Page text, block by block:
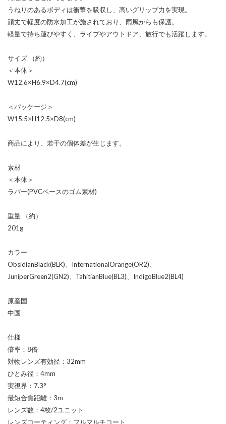
うねりのあるボディは衝撃を吸収し、高いグリップ力を実現。
頑丈で軽度の防水加工が施されており、雨風からも保護。
軽量で持ち運びやすく、ライブやアウトドア、旅行でも活躍します。
サイズ （約）
＜本体＞
W12.6×H6.9×D4.7(cm)
＜パッケージ＞
W15.5×H12.5×D8(cm)
商品により、若干の個体差が生じます。
素材
＜本体＞
ラバー(PVCベースのゴム素材)
重量 （約）
201g
カラー
ObsidianBlack(BLK)、InternationalOrange(OR2)、
JuniperGreen2(GN2)、TahitianBlue(BL3)、IndigoBlue2(BL4)
原産国
中国
仕様
倍率：8倍
対物レンズ有効径：32mm
ひとみ径：4mm
実視界：7.3°
最短合焦距離：3m
レンズ数：4枚/2ユニット
レンズコーティング：フルマルチコート